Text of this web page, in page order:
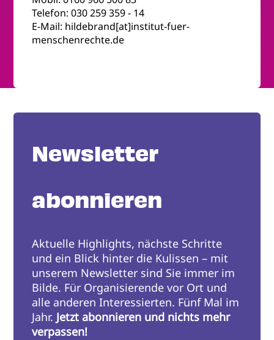
Telefon: 030 259 359 - 14
E-Mail: hildebrand[at]institut-fuer-
menschenrechte.de
Newsletter
abonnieren
Aktuelle Highlights, nächste Schritte
und ein Blick hinter die Kulissen – mit
unserem Newsletter sind Sie immer im
Bilde. Für Organisierende vor Ort und
alle anderen Interessierten. Fünf Mal im
Jahr. Jetzt abonnieren und nichts mehr
verpassen!